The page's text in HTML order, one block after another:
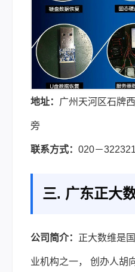
地址： 广州天河区石牌
旁
联系方式： 020－
三. 广东正大
公司简介： 正大数维是
业机构之一， 创办人胡